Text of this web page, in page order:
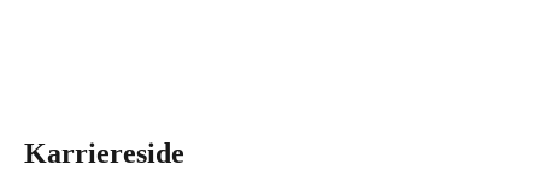
Karriereside